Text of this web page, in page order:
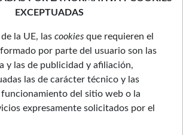
EXCEPTUADAS
la UE, las cookies que requieren el
por parte del usuario son las
y las de publicidad y afiliación,
las de carácter técnico y las
funcionamiento del sitio web o la
expresamente solicitados por el